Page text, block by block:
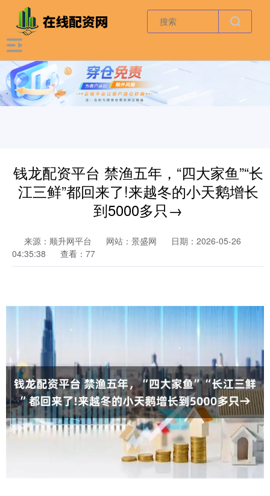
钱龙配资平台 禁渔五年，“四大家鱼”“长
江三鲜”都回来了!来越冬的小天鹅增长
到5000多只→
来源：顺升网平台 网站：景盛网
日期：2026-05-26
04:35:38
查看：77